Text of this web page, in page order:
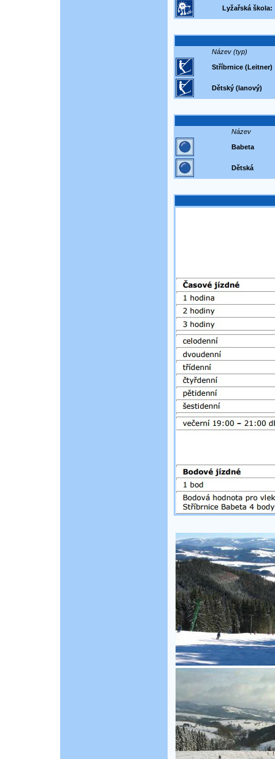
Lyžařská škola:
Název (typ)
Stříbrnice (Leitner)
Dětský (lanový)
Název
Babeta
Dětská